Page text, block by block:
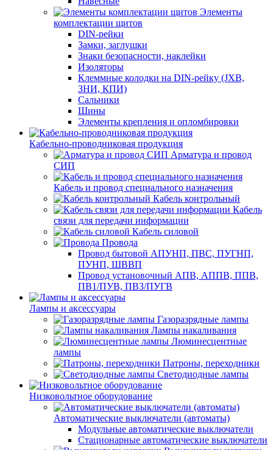
Элементы
комплектации щитов
DIN-рейки
Замки, заглушки
Знаки безопасности, наклейки
Изоляторы
Клеммные колодки на DIN-рейку (JXB,
ЗНИ, КПИ)
Сальники
Шины
Элементы крепления и опломбировки
Кабельно-проводниковая продукция
Арматура и провод
СИП
Кабель и провод специального назначения
Кабель контрольный
Кабель
связи для передачи информации
Кабель силовой
Провода
Провод бытовой АПУНП, ПВС, ПУГНП,
ПУНП, ШВВП
Провод установочный АПВ, АППВ, ППВ,
ПВ1/ПУВ, ПВ3/ПУГВ
Лампы и аксессуары
Газоразрядные лампы
Лампы накаливания
Люминесцентные
лампы
Патроны, переходники
Светодиодные лампы
Низковольтное оборудование
Автоматические выключатели (автоматы)
Модульные автоматические выключатели
Стационарные автоматические выключатели